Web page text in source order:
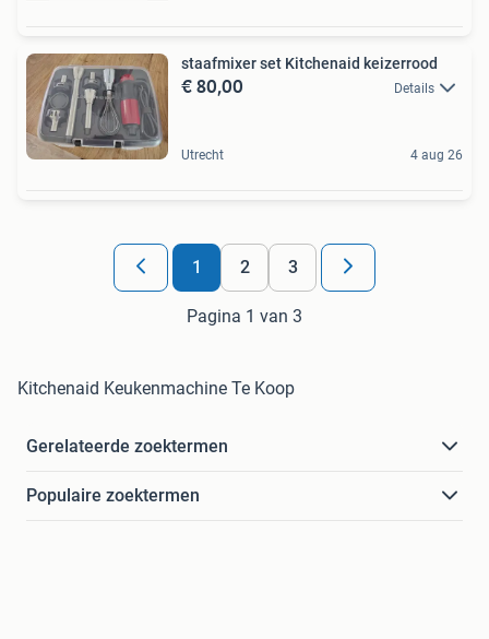
staafmixer set Kitchenaid keizerrood
€ 80,00 Details
Utrecht 4 aug 26
1 2 3
Pagina 1 van 3
Kitchenaid Keukenmachine Te Koop
Gerelateerde zoektermen
Populaire zoektermen